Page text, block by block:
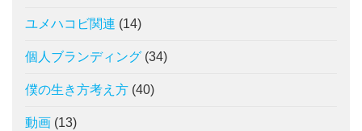
ユメハコビ関連 (14)
個人ブランディング (34)
僕の生き方考え方 (40)
動画 (13)